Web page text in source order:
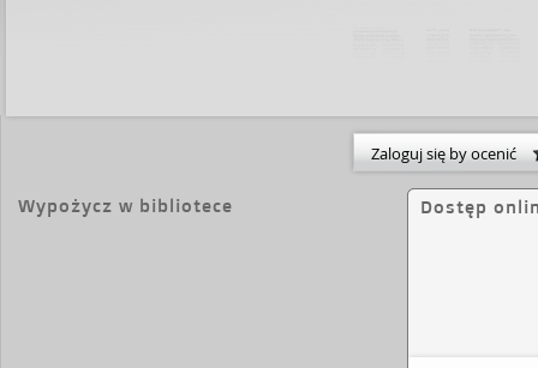
w inicjatywie Nowego Jedwabnego Szlaku.
Zaloguj się by ocenić
Wypożycz w bibliotece Dostęp